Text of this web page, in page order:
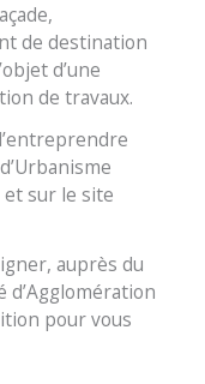
de destination
d’une
de travaux.
sur le site
auprès du
d’Agglomération
pour vous